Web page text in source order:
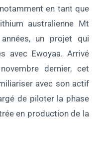
en tant que
australienne Mt
un projet qui
avec Ewoyaa. Arrivé
dernier, cet
avec son actif
de piloter la phase
en production de la